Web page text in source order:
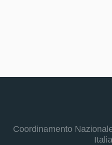
Coordinamento